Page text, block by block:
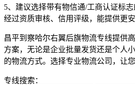
5、建议选择带有物信通/工商认证标
经过资质审核、信用评级，能提供更
昌平到察哈尔右翼后旗物流专线提供
方案，无论是企业批量发货还是个人
的物流方式。选择专业物流公司，让
专线搜索：